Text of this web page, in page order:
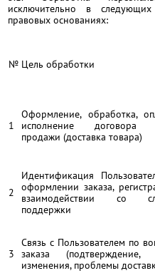
исключительно в
правовых основаниях:
№ Цель обработки
1
Оформление, обработка,
исполнение договора
продажи (доставка товара)
2
Идентификация
оформлении заказа,
взаимодействии со
поддержки
3
Связь с Пользователем по
заказа (подтверждение,
изменения, проблемы